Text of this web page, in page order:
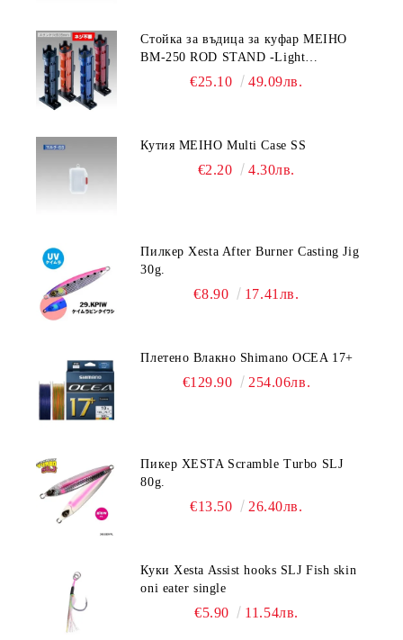
Стойка за въдица за куфар MEIHO
BM-250 ROD STAND -Light
Blue/Black color
€25.10 49.09лв.
Кутия MEIHO Multi Case SS
€2.20 4.30лв.
Пилкер Xesta After Burner Casting Jig
30g.
€8.90 17.41лв.
Плетено Влакно Shimano OCEA 17+
€129.90 254.06лв.
Пикер XESTA Scramble Turbo SLJ
80g.
€13.50 26.40лв.
Куки Xesta Assist hooks SLJ Fish skin
oni eater single
€5.90 11.54лв.